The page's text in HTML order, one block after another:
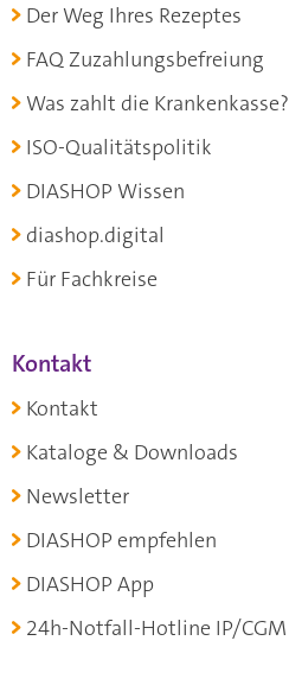
Der Weg Ihres Rezeptes
FAQ Zuzahlungsbefreiung
Was zahlt die Krankenkasse?
ISO-Qualitätspolitik
DIASHOP Wissen
diashop.digital
Für Fachkreise
Kontakt
Kontakt
Kataloge & Downloads
Newsletter
DIASHOP empfehlen
DIASHOP App
24h-Notfall-Hotline IP/CGM